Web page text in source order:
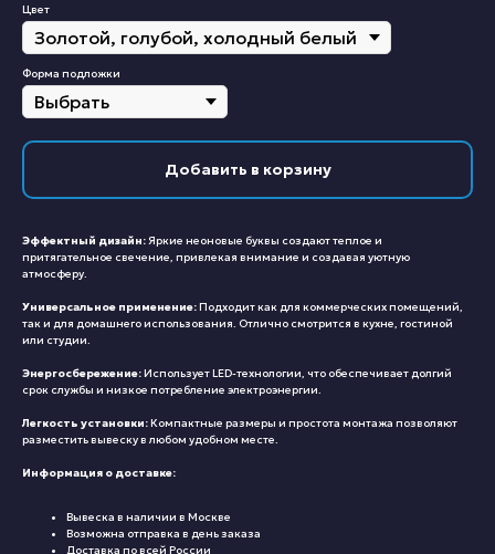
Цвет
Форма подложки
Добавить в корзину
Эффектный дизайн:Яркие неоновые буквы создают теплое и
притягательное свечение, привлекая внимание и создавая уютную
атмосферу.
Универсальное применение:Подходит как для коммерческих помещений,
так и для домашнего использования. Отлично смотрится в кухне, гостиной
или студии.
Энергосбережение:Использует LED-технологии, что обеспечивает долгий
срок службы и низкое потребление электроэнергии.
Легкость установки:Компактные размеры и простота монтажа позволяют
разместить вывеску в любом удобном месте.
Информация о доставке:
Вывеска в наличии в Москве
Возможна отправка в день заказа
Доставка по всей России